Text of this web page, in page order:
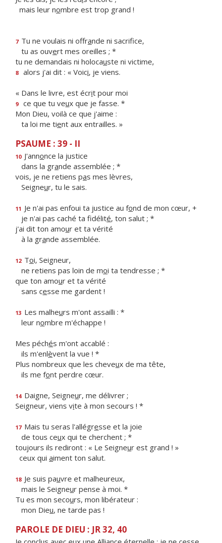
mais leur nombre est trop grand !
7 Tu ne voulais ni offrande ni sacrifice,
tu as ouvert mes oreilles ; *
tu ne demandais ni holocauste ni victime,
8 alors j'ai dit : « Voici, je viens.
« Dans le livre, est écrit pour moi
9 ce que tu veux que je fasse. *
Mon Dieu, voilà ce que j'aime :
ta loi me tient aux entrailles. »
PSAUME : 39 - II
10 J'annonce la justice
dans la grande assemblée ; *
vois, je ne retiens pas mes lèvres,
Seigneur, tu le sais.
11 Je n'ai pas enfoui ta justice au fond de mon cœur, +
je n'ai pas caché ta fidélité, ton salut ; *
j'ai dit ton amour et ta vérité
à la grande assemblée.
12 Toi, Seigneur,
ne retiens pas loin de moi ta tendresse ; *
que ton amour et ta vérité
sans cesse me gardent !
13 Les malheurs m'ont assailli : *
leur nombre m'échappe !
Mes péchés m'ont accablé :
ils m'enlèvent la vue ! *
Plus nombreux que les cheveux de ma tête,
ils me font perdre cœur.
14 Daigne, Seigneur, me délivrer ;
Seigneur, viens vite à mon secours ! *
17 Mais tu seras l'allégresse et la joie
de tous ceux qui te cherchent ; *
toujours ils rediront : « Le Seigneur est grand ! »
ceux qui aiment ton salut.
18 Je suis pauvre et malheureux,
mais le Seigneur pense à moi. *
Tu es mon secours, mon libérateur :
mon Dieu, ne tarde pas !
PAROLE DE DIEU : JR 32, 40